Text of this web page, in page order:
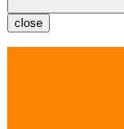
close